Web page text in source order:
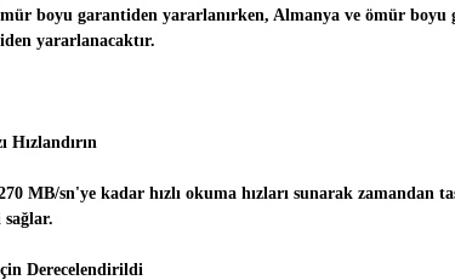
boyu garantiden yararlanırken, Almanya ve ömür boyu
yararlanacaktır.
Hızlandırın
MB/sn'ye kadar hızlı okuma hızları sunarak zamandan
Derecelendirildi